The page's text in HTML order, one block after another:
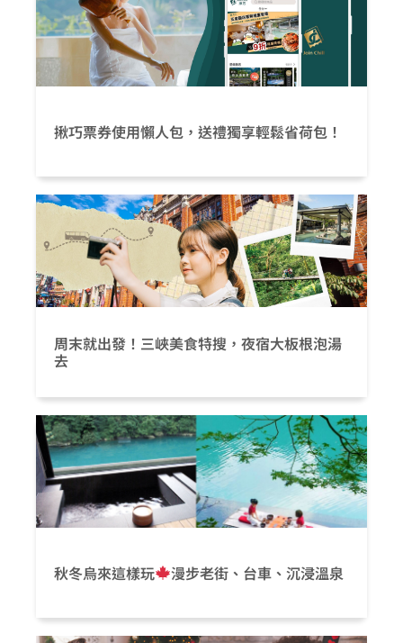
揪巧票券使用懶人包，送禮獨享輕鬆省荷包！
周末就出發！三峽美食特搜，夜宿大板根泡湯
去
秋冬烏來這樣玩 漫步老街、台車、沉浸溫泉